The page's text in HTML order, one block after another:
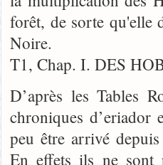
forêt, de sorte qu'elle
Noire.
T1, Chap. I. DES
D’après les Tables
chroniques
peu être arrivé
En effets ils ne sont